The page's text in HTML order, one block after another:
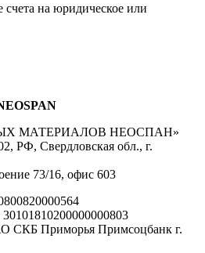
счета на юридическое или
МАТЕРИАЛОВ НЕОСПАН»
РФ, Свердловская обл., г.
73/16, офис 603
30101810200000000803
СКБ Приморья Примсоцбанк г.